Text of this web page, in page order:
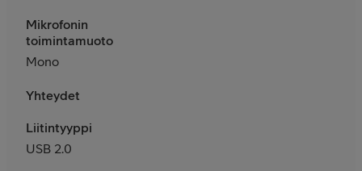
Mikrofonin
toimintamuoto
Mono
Yhteydet
Liitintyyppi
USB 2.0